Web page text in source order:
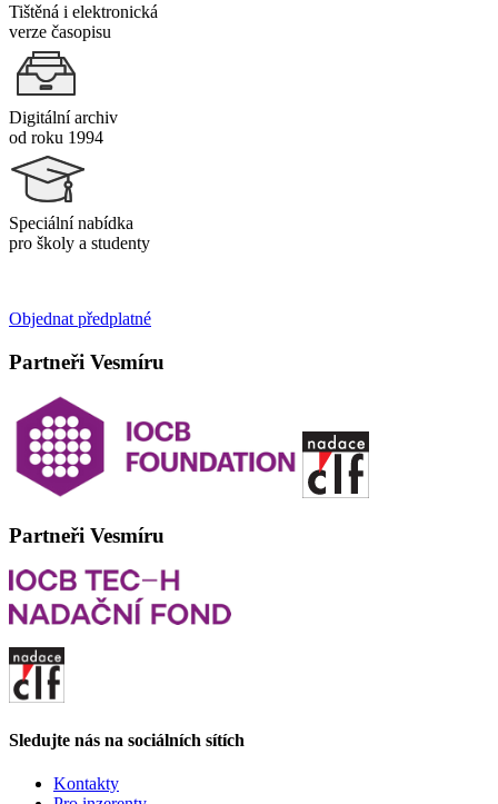
Tištěná i elektronická
verze časopisu
Digitální archiv
od roku 1994
Speciální nabídka
pro školy a studenty
Objednat předplatné
Partneři Vesmíru
Partneři Vesmíru
Sledujte nás na sociálních sítích
Kontakty